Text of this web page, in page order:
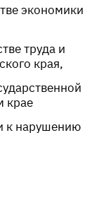
экономики
труда и
края,
крае
к нарушению